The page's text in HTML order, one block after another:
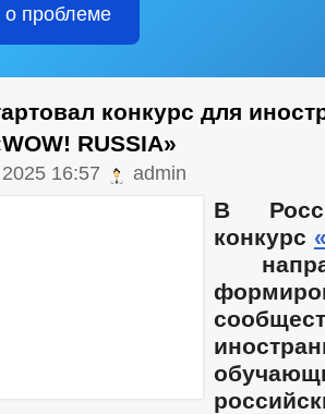
проблеме
конкурс для
RUSSIA»
16:57 admin
В
конкурс